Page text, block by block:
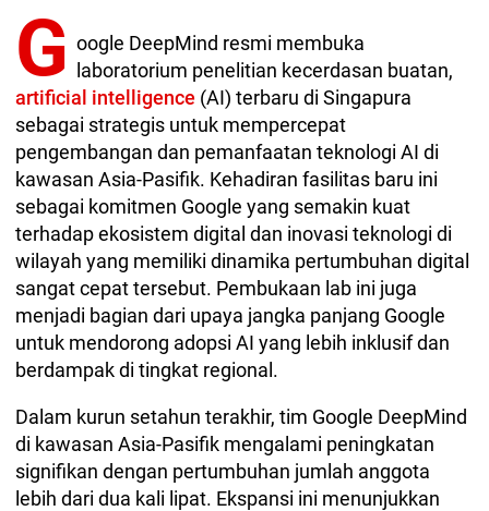
G oogle DeepMind resmi membuka
laboratorium penelitian kecerdasan buatan,
artificial intelligence (AI) terbaru di Singapura
sebagai strategis untuk mempercepat
pengembangan dan pemanfaatan teknologi AI di
kawasan Asia-Pasifik. Kehadiran fasilitas baru ini
sebagai komitmen Google yang semakin kuat
terhadap ekosistem digital dan inovasi teknologi di
wilayah yang memiliki dinamika pertumbuhan digital
sangat cepat tersebut. Pembukaan lab ini juga
menjadi bagian dari upaya jangka panjang Google
untuk mendorong adopsi AI yang lebih inklusif dan
berdampak di tingkat regional.
Dalam kurun setahun terakhir, tim Google DeepMind
di kawasan Asia-Pasifik mengalami peningkatan
signifikan dengan pertumbuhan jumlah anggota
lebih dari dua kali lipat. Ekspansi ini menunjukkan